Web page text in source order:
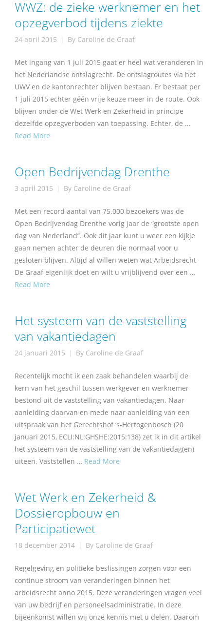
WWZ: de zieke werknemer en het
opzegverbod tijdens ziekte
24 april 2015 By Caroline de Graaf
Met ingang van 1 juli 2015 gaat er heel wat veranderen in
het Nederlandse ontslagrecht. De ontslagroutes via het
UWV en de kantonrechter blijven bestaan. Er bestaat per
1 juli 2015 echter géén vrije keuze meer in de route. Ook
blijven onder de Wet Werk en Zekerheid in principe
dezelfde opzegverboden van toepassing. Echter, de …
Read More
Open Bedrijvendag Drenthe
3 april 2015 By Caroline de Graaf
Met een record aantal van 75.000 bezoekers was de
Open Bedrijvendag Drenthe vorig jaar de “grootste open
dag van Nederland”. Ook dit jaar kunt u weer een kijkje
gaan nemen achter de deuren die normaal voor u
gesloten blijven. Altijd al willen weten wat Arbeidsrecht
De Graaf eigenlijk doet en wilt u vrijblijvend over een …
Read More
Het systeem van de vaststelling
van vakantiedagen
24 januari 2015 By Caroline de Graaf
Recentelijk mocht ik een zaak behandelen waarbij de
kern van het geschil tussen werkgever en werknemer
bestond uit de vaststelling van vakantiedagen. Naar
aanleiding daarvan en mede naar aanleiding van een
uitspraak van het Gerechtshof ‘s-Hertogenbosch (20
januari 2015, ECLI:NL:GHSHE:2015:138) zet ik in dit artikel
het systeem van de vaststelling van de vakantiedag(en)
uiteen. Vaststellen … Read More
Wet Werk en Zekerheid &
Dossieropbouw en
Participatiewet
18 december 2014 By Caroline de Graaf
Regelgeving en politieke beslissingen zorgen voor een
continue stroom van veranderingen binnen het
arbeidsrecht anno 2015. Deze veranderingen vragen veel
van uw bedrijf en personeelsadministratie. In deze
bijeenkomst willen wij onze kennis met u delen. Daarom